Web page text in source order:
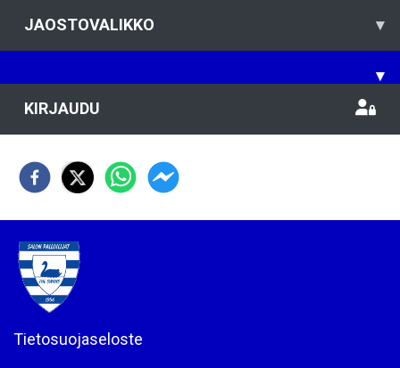
JAOSTOVALIKKO ▾
▾
KIRJAUDU
Tietosuojaseloste